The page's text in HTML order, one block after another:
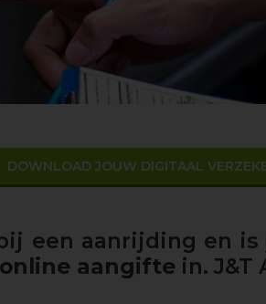
DOWNLOAD JOUW DIGITAAL
een aanrijding en is
online aangiftein. J&T